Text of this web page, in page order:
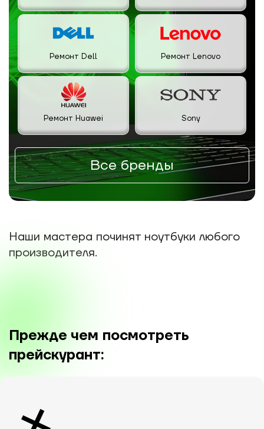
Ремонт Dell Ремонт Lenovo
Ремонт Huawei Sony
Все бренды
Наши мастера починят ноутбуки любого
производителя.
Прежде чем посмотреть
прейскурант: